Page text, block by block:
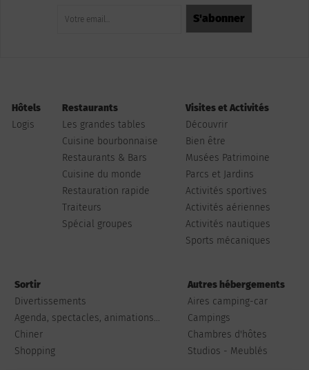
Hôtels
Logis
Restaurants
Les grandes tables
Cuisine bourbonnaise
Restaurants & Bars
Cuisine du monde
Restauration rapide
Traiteurs
Spécial groupes
Visites et Activités
Découvrir
Bien être
Musées Patrimoine
Parcs et Jardins
Activités sportives
Activités aériennes
Activités nautiques
Sports mécaniques
Sortir
Divertissements
Agenda, spectacles, animations...
Chiner
Shopping
Autres hébergements
Aires camping-car
Campings
Chambres d'hôtes
Studios - Meublés